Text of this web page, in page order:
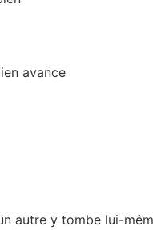
avance
autre y tombe lui-